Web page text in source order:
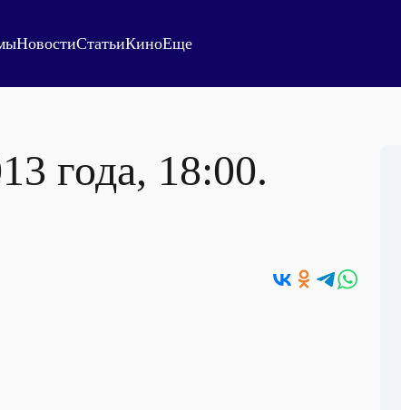
НовостиСтатьиКиноЕще
года, 18:00.